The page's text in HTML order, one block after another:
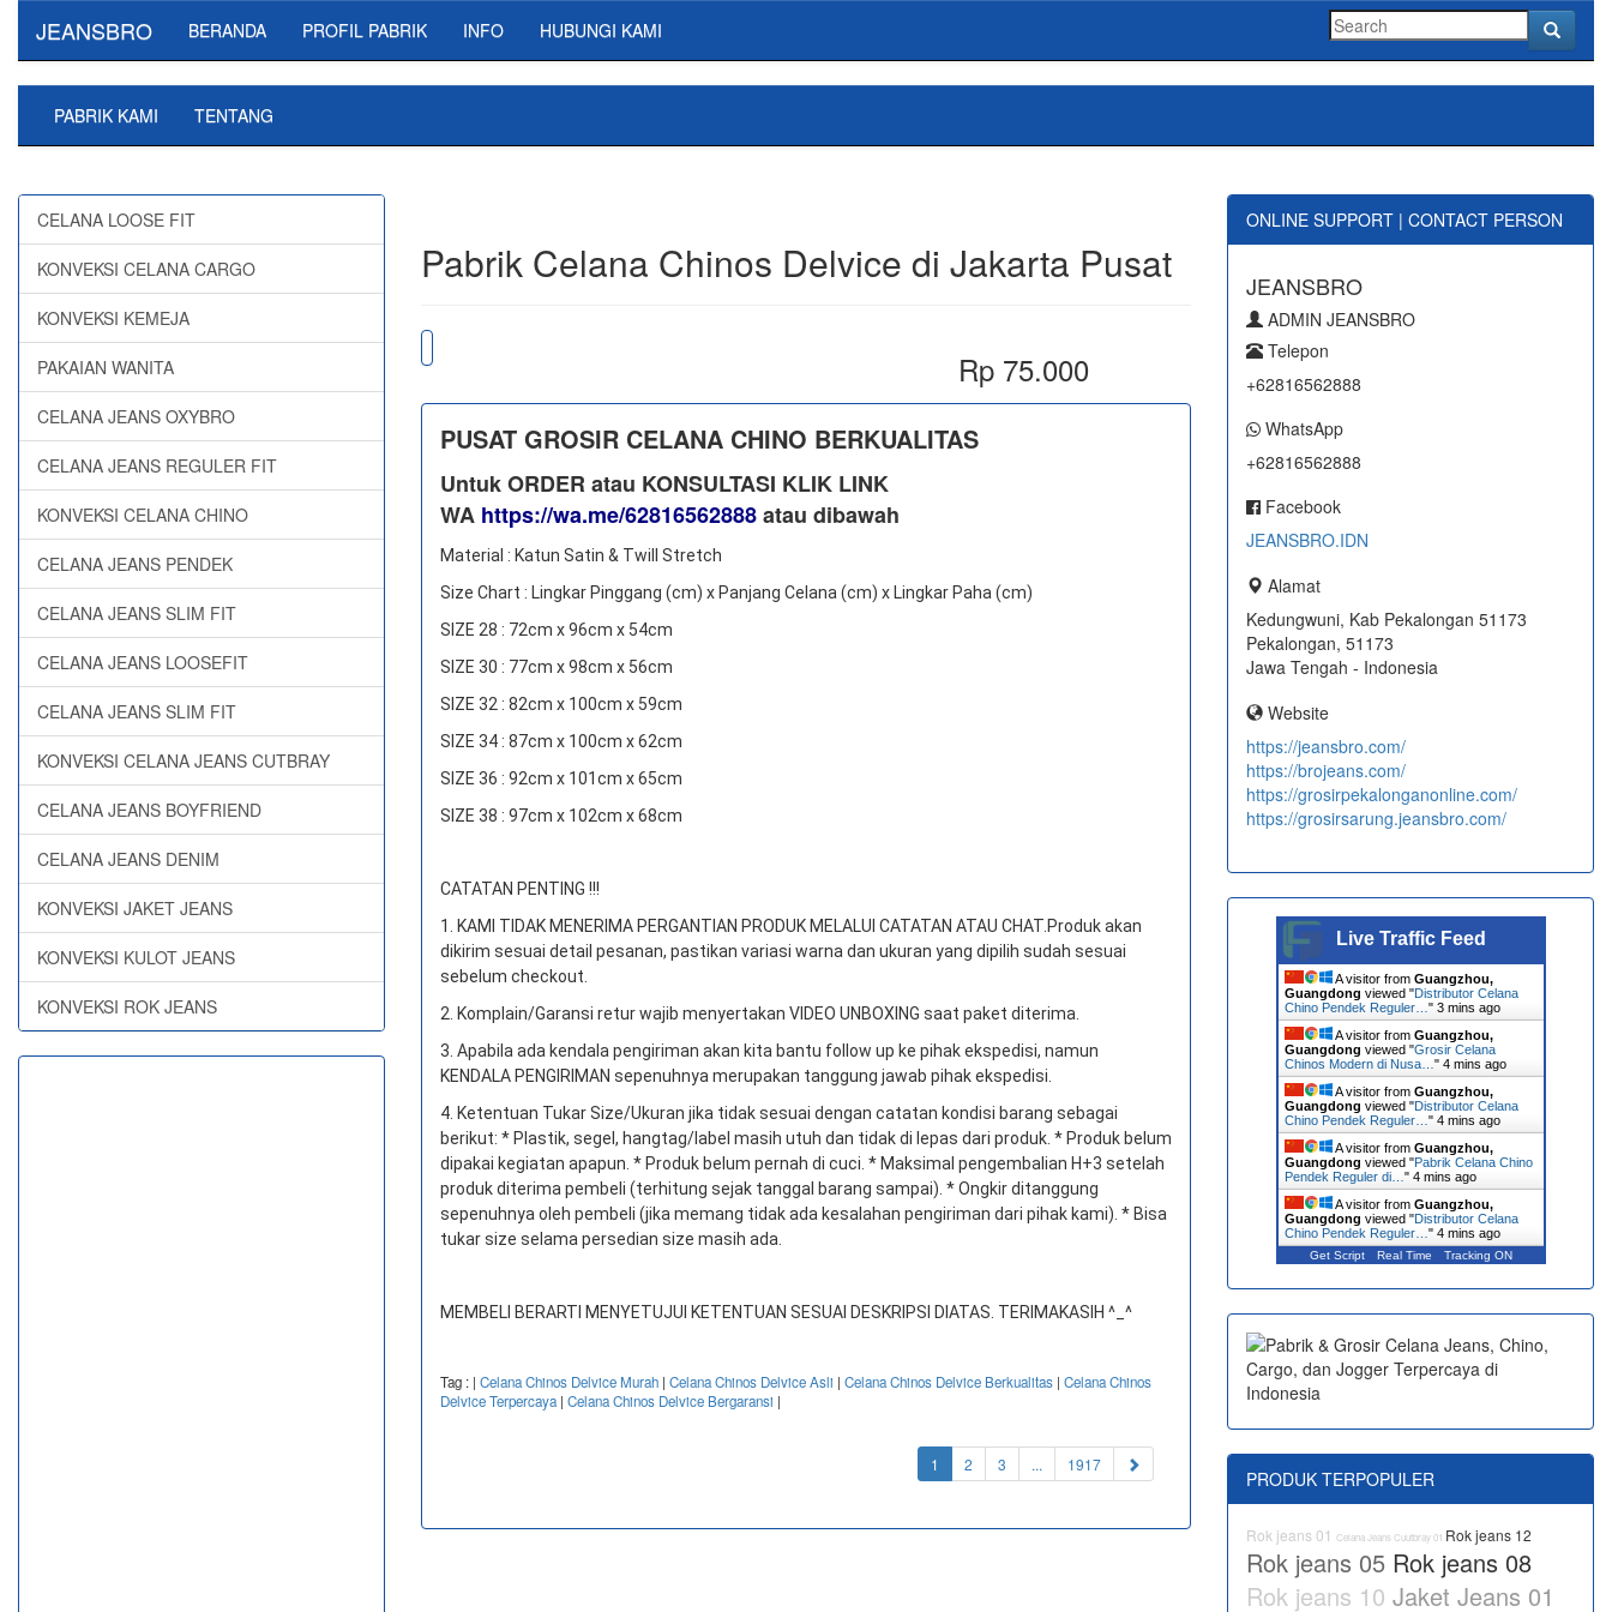
JEANSBRO BERANDA PROFIL PABRIK INFO HUBUNGI KAMI
PABRIK KAMI TENTANG
Pabrik Celana Chinos Delvice di Jakarta Pusat
Rp 75.000
PUSAT GROSIR CELANA CHINO BERKUALITAS
Untuk ORDER atau KONSULTASI KLIK LINK
WA https://wa.me/62816562888​ atau dibawah
Material : Katun Satin & Twill Stretch
Size Chart : Lingkar Pinggang (cm) x Panjang Celana (cm) x Lingkar Paha (cm)
SIZE 28 : 72cm x 96cm x 54cm
SIZE 30 : 77cm x 98cm x 56cm
SIZE 32 : 82cm x 100cm x 59cm
SIZE 34 : 87cm x 100cm x 62cm
SIZE 36 : 92cm x 101cm x 65cm
SIZE 38 : 97cm x 102cm x 68cm
CATATAN PENTING !!!
1. KAMI TIDAK MENERIMA PERGANTIAN PRODUK MELALUI CATATAN ATAU CHAT. Produk akan
dikirim sesuai detail pesanan, pastikan variasi warna dan ukuran yang dipilih sudah sesuai
sebelum checkout.
2. Komplain/Garansi retur wajib menyertakan VIDEO UNBOXING saat paket diterima.
3. Apabila ada kendala pengiriman akan kita bantu follow up ke pihak ekspedisi, namun
KENDALA PENGIRIMAN sepenuhnya merupakan tanggung jawab pihak ekspedisi.
4. Ketentuan Tukar Size/Ukuran jika tidak sesuai dengan catatan kondisi barang sebagai
berikut: * Plastik, segel, hangtag/label masih utuh dan tidak di lepas dari produk. * Produk belum
dipakai kegiatan apapun. * Produk belum pernah di cuci. * Maksimal pengembalian H+3 setelah
produk diterima pembeli (terhitung sejak tanggal barang sampai). * Ongkir ditanggung
sepenuhnya oleh pembeli (jika memang tidak ada kesalahan pengiriman dari pihak kami). * Bisa
tukar size selama persedian size masih ada.
MEMBELI BERARTI MENYETUJUI KETENTUAN SESUAI DESKRIPSI DIATAS. TERIMAKASIH ^_^
Tag : | Celana Chinos Delvice Murah | Celana Chinos Delvice Asli | Celana Chinos Delvice Berkualitas | Celana Chinos
Delvice Terpercaya | Celana Chinos Delvice Bergaransi |
1 (current)
2 3 ... 1917
CELANA LOOSE FIT
KONVEKSI CELANA CARGO
KONVEKSI KEMEJA
PAKAIAN WANITA
CELANA JEANS OXYBRO
CELANA JEANS REGULER FIT
KONVEKSI CELANA CHINO
CELANA JEANS PENDEK
CELANA JEANS SLIM FIT
CELANA JEANS LOOSEFIT
CELANA JEANS SLIM FIT
KONVEKSI CELANA JEANS CUTBRAY
CELANA JEANS BOYFRIEND
CELANA JEANS DENIM
KONVEKSI JAKET JEANS
KONVEKSI KULOT JEANS
KONVEKSI ROK JEANS
ONLINE SUPPORT | CONTACT PERSON
JEANSBRO
ADMIN JEANSBRO
Telepon
+62816562888
WhatsApp
+62816562888
Facebook
JEANSBRO.IDN
Alamat
Kedungwuni, Kab Pekalongan 51173
Pekalongan, 51173
Jawa Tengah - Indonesia
Website
https://jeansbro.com/
https://brojeans.com/
https://grosirpekalonganonline.com/
https://grosirsarung.jeansbro.com/
Live Traffic Feed
A visitor from Guangzhou,
Guangdong viewed "Distributor Celana
Chino Pendek Reguler… " 3 mins ago
A visitor from Guangzhou,
Guangdong viewed "Grosir Celana
Chinos Modern di Nusa… " 4 mins ago
A visitor from Guangzhou,
Guangdong viewed "Distributor Celana
Chino Pendek Reguler… " 4 mins ago
A visitor from Guangzhou,
Guangdong viewed "Pabrik Celana Chino
Pendek Reguler di… " 4 mins ago
A visitor from Guangzhou,
Guangdong viewed "Distributor Celana
Chino Pendek Reguler… " 4 mins ago
Get Script Real Time Tracking ON
PRODUK TERPOPULER
Rok jeans 01 Celana Jeans Cuutbray 01 Rok jeans 12
Rok jeans 05 Rok jeans 08
Rok jeans 10 Jaket Jeans 01